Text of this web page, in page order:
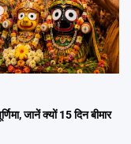
जानें क्यों 15 दिन बीमार